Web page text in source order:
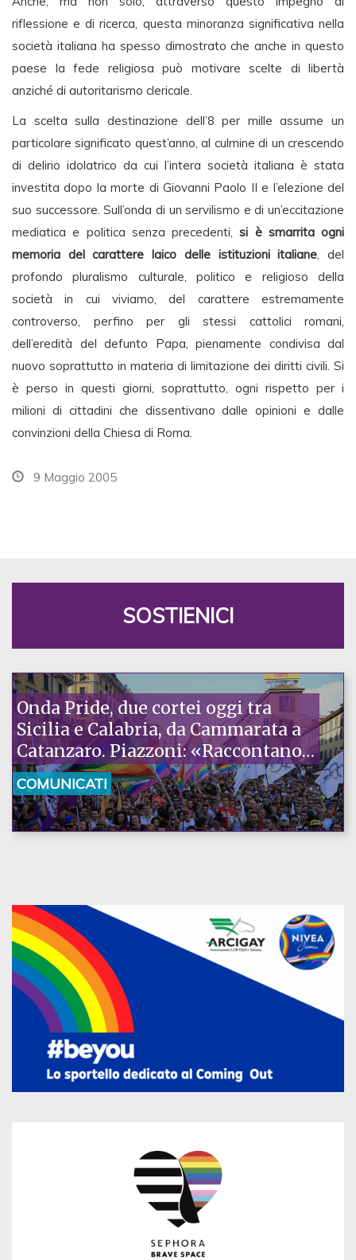
riflessione e di ricerca, questa minoranza significativa nella
società italiana ha spesso dimostrato che anche in questo
paese la fede religiosa può motivare scelte di libertà
anziché di autoritarismo clericale.
La scelta sulla destinazione dell’8 per mille assume un
particolare significato quest’anno, al culmine di un crescendo
di delirio idolatrico da cui l’intera società italiana è stata
investita dopo la morte di Giovanni Paolo II e l’elezione del
suo successore. Sull’onda di un servilismo e di un’eccitazione
mediatica e politica senza precedenti,si è smarrita ogni
memoria del carattere laico delle istituzioni italiane, del
profondo pluralismo culturale, politico e religioso della
società in cui viviamo, del carattere estremamente
controverso, perfino per gli stessi cattolici romani,
dell’eredità del defunto Papa, pienamente condivisa dal
nuovo soprattutto in materia di limitazione dei diritti civili. Si
è perso in questi giorni, soprattutto, ogni rispetto per i
milioni di cittadini che dissentivano dalle opinioni e dalle
convinzioni della Chiesa di Roma.
9 Maggio 2005
SOSTIENICI
Onda Pride, due cortei oggi tra
Sicilia e Calabria, da Cammarata a
Catanzaro. Piazzoni: «Raccontano
la nostra ostinazione»
COMUNICATI